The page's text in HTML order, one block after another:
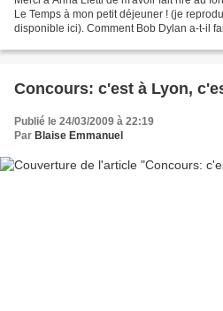
Le Temps à mon petit déjeuner ! (je
disponible ici). Comment Bob Dylan a-t-il
Concours: c'est à Lyon,
Publié le 24/03/2009 à 22:19
Par Blaise Emmanuel